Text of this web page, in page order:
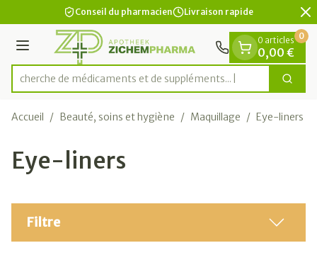
Aller au contenu
2 de 2Conseil du pharmacien Livraison rapide
Menu
Rechercher
Recherche de médicaments et de su
0 articles
0,00 €
0
Accueil / Beauté, soins et hygiène / Maquillage / Eye-liners
Eye-liners
Filtre